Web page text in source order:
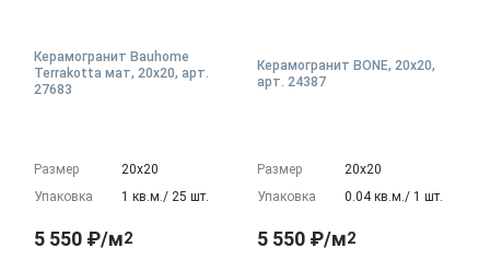
Керамогранит Bauhome
Terrakotta мат, 20x20, арт.
27683
Размер
20х20
Упаковка
1 кв.м./ 25 шт.
5 550 ₽/м2
Керамогранит BONE, 20x20,
арт. 24387
Размер
20х20
Упаковка
0.04 кв.м./ 1 шт.
5 550 ₽/м2